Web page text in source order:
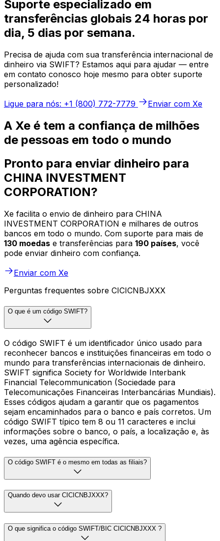
Suporte especializado em
transferências globais 24 horas por
dia, 5 dias por semana.
Precisa de ajuda com sua transferência internacional de
dinheiro via SWIFT? Estamos aqui para ajudar — entre
em contato conosco hoje mesmo para obter suporte
personalizado!
Ligue para nós: +1 (800) 772-7779
Enviar com Xe
A Xe é tem a confiança de milhões
de pessoas em todo o mundo
Pronto para enviar dinheiro para
CHINA INVESTMENT
CORPORATION?
Xe facilita o envio de dinheiro para CHINA
INVESTMENT CORPORATION e milhares de outros
bancos em todo o mundo. Com suporte para mais de
130 moedas e transferências para 190 países, você
pode enviar dinheiro com confiança.
Enviar com Xe
Perguntas frequentes sobre CICICNBJXXX
O que é um código SWIFT?
O código SWIFT é um identificador único usado para
reconhecer bancos e instituições financeiras em todo o
mundo para transferências internacionais de dinheiro.
SWIFT significa Society for Worldwide Interbank
Financial Telecommunication (Sociedade para
Telecomunicações Financeiras Interbancárias Mundiais).
Esses códigos ajudam a garantir que os pagamentos
sejam encaminhados para o banco e país corretos. Um
código SWIFT típico tem 8 ou 11 caracteres e inclui
informações sobre o banco, o país, a localização e, às
vezes, uma agência específica.
O código SWIFT é o mesmo em todas as filiais?
Quando devo usar CICICNBJXXX?
O que significa o código SWIFT/BIC CICICNBJXXX ?